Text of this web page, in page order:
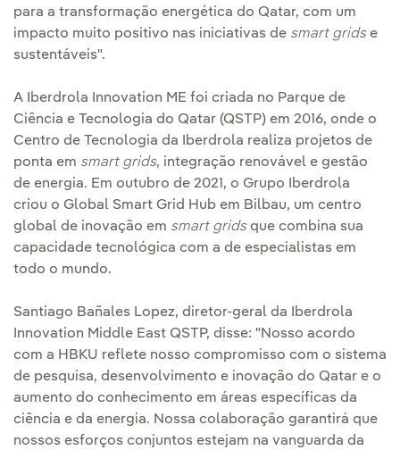
para a transformação energética do Qatar, com um
impacto muito positivo nas iniciativas de smart gridse
sustentáveis".
A Iberdrola Innovation ME foi criada no Parque de
Ciência e Tecnologia do Qatar (QSTP) em 2016, onde o
Centro de Tecnologia da Iberdrola realiza projetos de
ponta em smart grids, integração renovável e gestão
de energia. Em outubro de 2021, o Grupo Iberdrola
criou o Global Smart Grid Hub em Bilbau, um centro
global de inovação em smart gridsque combina sua
capacidade tecnológica com a de especialistas em
todo o mundo.
Santiago Bañales Lopez, diretor-geral da Iberdrola
Innovation Middle East QSTP, disse: "Nosso acordo
com a HBKU reflete nosso compromisso com o sistema
de pesquisa, desenvolvimento e inovação do Qatar e o
aumento do conhecimento em áreas específicas da
ciência e da energia. Nossa colaboração garantirá que
nossos esforços conjuntos estejam na vanguarda da